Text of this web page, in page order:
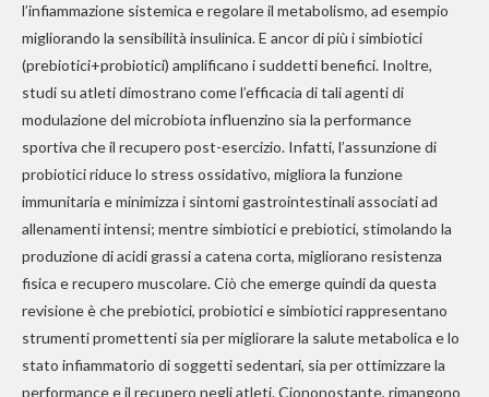
l’infiammazione sistemica e regolare il metabolismo, ad esempio
migliorando la sensibilità insulinica. E ancor di più i simbiotici
(prebiotici+probiotici) amplificano i suddetti benefici. Inoltre,
studi su atleti dimostrano come l’efficacia di tali agenti di
modulazione del microbiota influenzino sia la performance
sportiva che il recupero post-esercizio. Infatti, l’assunzione di
probiotici riduce lo stress ossidativo, migliora la funzione
immunitaria e minimizza i sintomi gastrointestinali associati ad
allenamenti intensi; mentre simbiotici e prebiotici, stimolando la
produzione di acidi grassi a catena corta, migliorano resistenza
fisica e recupero muscolare. Ciò che emerge quindi da questa
revisione è che prebiotici, probiotici e simbiotici rappresentano
strumenti promettenti sia per migliorare la salute metabolica e lo
stato infiammatorio di soggetti sedentari, sia per ottimizzare la
performance e il recupero negli atleti. Ciononostante, rimangono